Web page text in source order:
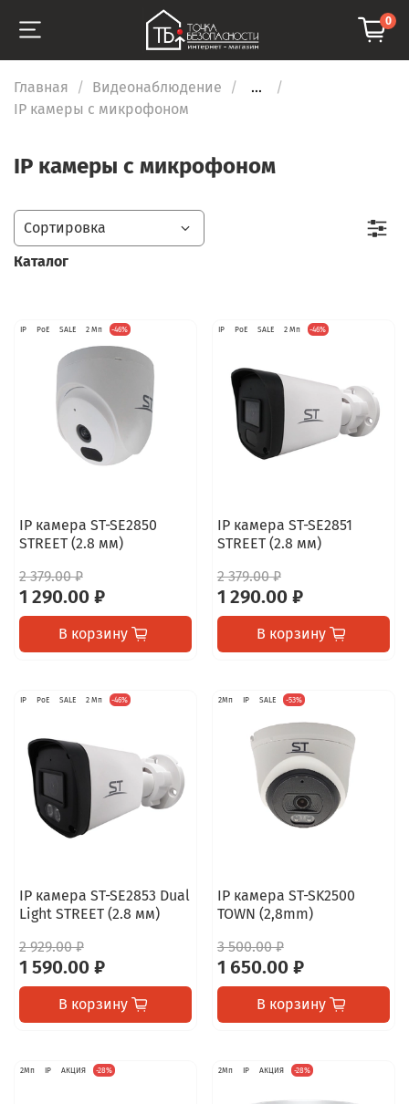
0
Главная Видеонаблюдение
...
IP камеры с микрофоном
IP камеры с микрофоном
IP PoE SALE 2 Мп -46%
IP камера ST-SE2850
STREET (2.8 мм)
2 379.00 ₽
1 290.00 ₽
В корзину
IP PoE SALE 2 Мп -46%
IP камера ST-SE2851
STREET (2.8 мм)
2 379.00 ₽
1 290.00 ₽
В корзину
IP PoE SALE 2 Мп -46%
IP камера ST-SE2853 Dual
Light STREET (2.8 мм)
2 929.00 ₽
1 590.00 ₽
В корзину
2Мп IP SALE -53%
IP камера ST-SK2500
TOWN (2,8mm)
3 500.00 ₽
1 650.00 ₽
В корзину
2Мп IP АКЦИЯ -28% 2Мп IP АКЦИЯ -28%
Каталог